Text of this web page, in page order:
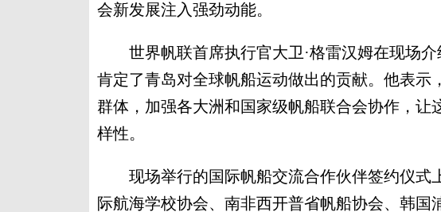
会新发展注入强劲动能。
世界帆联首席执行官大卫·格雷汉姆在现场介
肯定了青岛对全球帆船运动做出的贡献。他表示
群体，加强各大洲和国家级帆船联合会协作，让
样性。
现场举行的国际帆船交流合作伙伴签约仪式
际航海学校协会、南非西开普省帆船协会、韩国